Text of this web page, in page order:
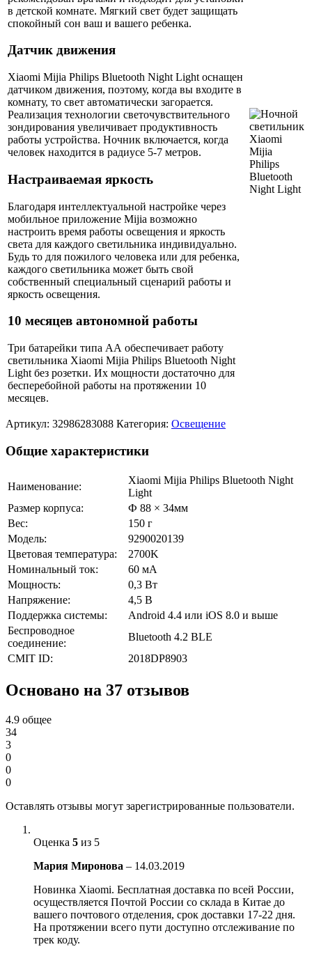
в детской комнате. Мягкий свет будет защищать
спокойный сон ваш и вашего ребенка.
Датчик движения
Xiaomi Mijia Philips Bluetooth Night Light оснащен
датчиком движения, поэтому, когда вы входите в
комнату, то свет автоматически загорается.
Реализация технологии светочувствительного
зондирования увеличивает продуктивность
работы устройства. Ночник включается, когда
человек находится в радиусе 5-7 метров.
Настраиваемая яркость
Благодаря интеллектуальной настройке через
мобильное приложение Mijia возможно
настроить время работы освещения и яркость
света для каждого светильника индивидуально.
Будь то для пожилого человека или для ребенка,
каждого светильника может быть свой
собственный специальный сценарий работы и
яркость освещения.
10 месяцев автономной работы
Три батарейки типа АА обеспечивает работу
светильника Xiaomi Mijia Philips Bluetooth Night
Light без розетки. Их мощности достаточно для
бесперебойной работы на протяжении 10
месяцев.
Артикул: 32986283088 Категория: Освещение
Общие характеристики
Наименование:
Xiaomi Mijia Philips Bluetooth Night
Light
Размер корпуса:
Ф 88 × 34мм
Вес:
150 г
Модель:
9290020139
Цветовая температура:
2700K
Номинальный ток:
60 мА
Мощность:
0,3 Вт
Напряжение:
4,5 В
Поддержка системы:
Android 4.4 или iOS 8.0 и выше
Беспроводное
соединение:
Bluetooth 4.2 BLE
CMIT ID:
2018DP8903
Основано на 37 отзывов
4.9 общее
34
3
0
0
0
Оставлять отзывы могут зарегистрированные пользователи.
Оценка 5 из 5
Мария Миронова – 14.03.2019
Новинка Xiaomi. Бесплатная доставка по всей России,
осуществляется Почтой России со склада в Китае до
вашего почтового отделения, срок доставки 17-22 дня.
На протяжении всего пути доступно отслеживание по
трек коду.